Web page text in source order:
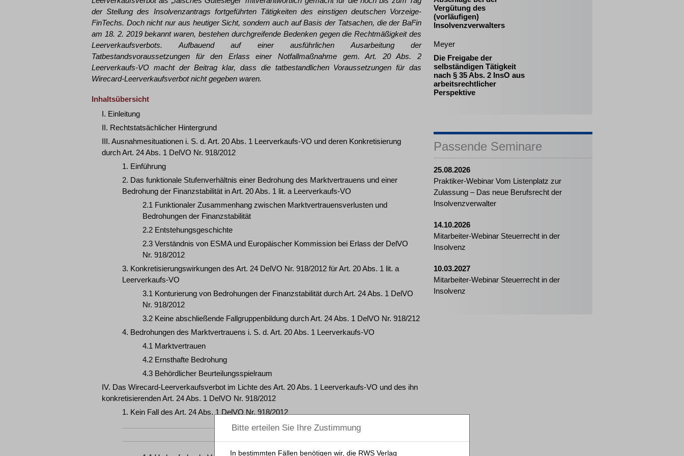
der Stellung des Insolvenzantrags fortgeführten Tätigkeiten des einstigen deutschen Vorzeige-
FinTechs. Doch nicht nur aus heutiger Sicht, sondern auch auf Basis der Tatsachen, die der BaFin
am 18. 2. 2019 bekannt waren, bestehen durchgreifende Bedenken gegen die Rechtmäßigkeit des
Leerverkaufsverbots. Aufbauend auf einer ausführlichen Ausarbeitung der
Tatbestandsvoraussetzungen für den Erlass einer Notfallmaßnahme gem. Art. 20 Abs. 2
Leerverkaufs-VO macht der Beitrag klar, dass die tatbestandlichen Voraussetzungen für das
Wirecard-Leerverkaufsverbot nicht gegeben waren.
Inhaltsübersicht
I. Einleitung
II. Rechtstatsächlicher Hintergrund
III. Ausnahmesituationen i. S. d. Art. 20 Abs. 1 Leerverkaufs-VO und deren Konkretisierung
durch Art. 24 Abs. 1 DelVO Nr. 918/2012
1. Einführung
2. Das funktionale Stufenverhältnis einer Bedrohung des Marktvertrauens und einer
Bedrohung der Finanzstabilität in Art. 20 Abs. 1 lit. a Leerverkaufs-VO
2.1 Funktionaler Zusammenhang zwischen Marktvertrauensverlusten und
Bedrohungen der Finanzstabilität
2.2 Entstehungsgeschichte
2.3 Verständnis von ESMA und Europäischer Kommission bei Erlass der DelVO
Nr. 918/2012
3. Konkretisierungswirkungen des Art. 24 DelVO Nr. 918/2012 für Art. 20 Abs. 1 lit. a
Leerverkaufs-VO
3.1 Konturierung von Bedrohungen der Finanzstabilität durch Art. 24 Abs. 1 DelVO
Nr. 918/2012
3.2 Keine abschließende Fallgruppenbildung durch Art. 24 Abs. 1 DelVO Nr. 918/212
4. Bedrohungen des Marktvertrauens i. S. d. Art. 20 Abs. 1 Leerverkaufs-VO
4.1 Marktvertrauen
4.2 Ernsthafte Bedrohung
4.3 Behördlicher Beurteilungsspielraum
IV. Das Wirecard-Leerverkaufsverbot im Lichte des Art. 20 Abs. 1 Leerverkaufs-VO und des ihn
konkretisierenden Art. 24 Abs. 1 DelVO Nr. 918/2012
1. Kein Fall des Art. 24 Abs. 1 DelVO Nr. 918/2012
Vergütung des
(vorläufigen)
Insolvenzverwalters
Meyer
Die Freigabe der
selbständigen Tätigkeit
nach § 35 Abs. 2 InsO aus
arbeitsrechtlicher
Perspektive
Passende Seminare
25.08.2026
Praktiker-Webinar Vom Listenplatz zur
Zulassung – Das neue Berufsrecht der
Insolvenzverwalter
14.10.2026
Mitarbeiter-Webinar Steuerrecht in der
Insolvenz
10.03.2027
Mitarbeiter-Webinar Steuerrecht in der
Insolvenz